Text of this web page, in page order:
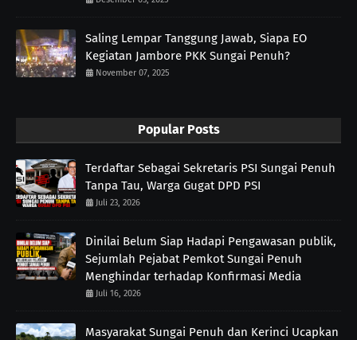
Saling Lempar Tanggung Jawab, Siapa EO
Kegiatan Jambore PKK Sungai Penuh?
November 07, 2025
Popular Posts
Terdaftar Sebagai Sekretaris PSI Sungai Penuh
Tanpa Tau, Warga Gugat DPD PSI
Juli 23, 2026
Dinilai Belum Siap Hadapi Pengawasan publik,
Sejumlah Pejabat Pemkot Sungai Penuh
Menghindar terhadap Konfirmasi Media
Juli 16, 2026
Masyarakat Sungai Penuh dan Kerinci Ucapkan